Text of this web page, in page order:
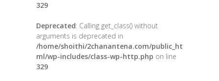
329
Deprecated: Calling get_class() without
arguments is deprecated in
/home/shoithi/2chanantena.com/public_ht
ml/wp-includes/class-wp-http.php on line
329